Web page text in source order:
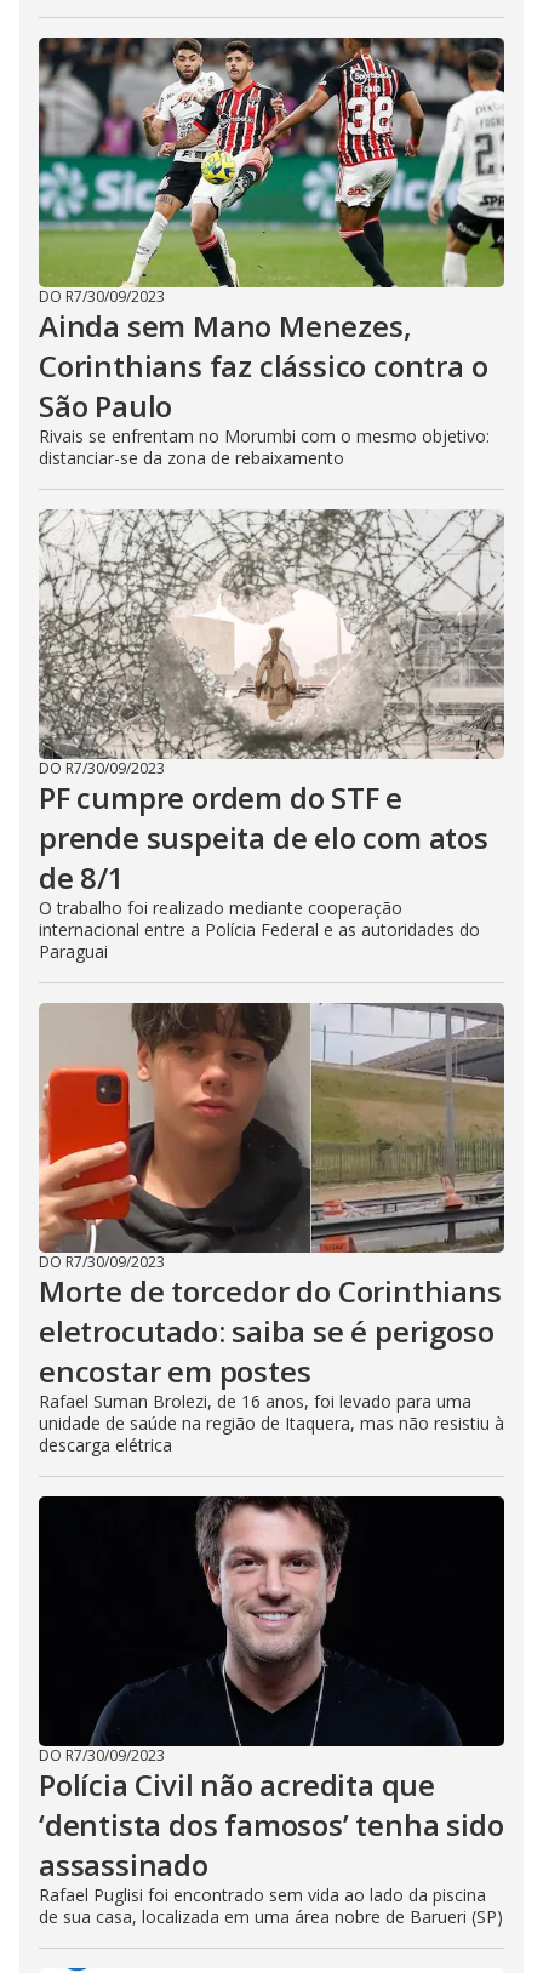
DO R7/30/09/2023
Ainda sem Mano Menezes,
Corinthians faz clássico contra o
São Paulo
Rivais se enfrentam no Morumbi com o mesmo objetivo:
distanciar-se da zona de rebaixamento
DO R7/30/09/2023
PF cumpre ordem do STF e
prende suspeita de elo com atos
de 8/1
O trabalho foi realizado mediante cooperação
internacional entre a Polícia Federal e as autoridades do
Paraguai
DO R7/30/09/2023
Morte de torcedor do Corinthians
eletrocutado: saiba se é perigoso
encostar em postes
Rafael Suman Brolezi, de 16 anos, foi levado para uma
unidade de saúde na região de Itaquera, mas não resistiu à
descarga elétrica
DO R7/30/09/2023
Polícia Civil não acredita que
‘dentista dos famosos’ tenha sido
assassinado
Rafael Puglisi foi encontrado sem vida ao lado da piscina
de sua casa, localizada em uma área nobre de Barueri (SP)